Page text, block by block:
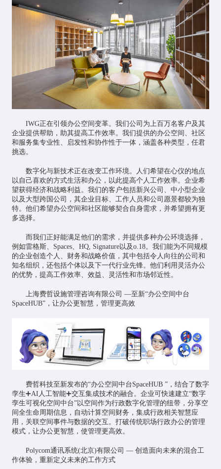
IWG正在引领办公空间变革。我们公司为上百万名客户及其
企业提供帮助，助其提高工作效率。我们提供的办公空间、社区
和服务集专业性、启发性和协作性于一体，涵盖各种类型，任君
挑选。
数字化与新技术正在改变工作环境。人们希望在心仪的地点
以自己喜欢的方式生活和办公，以此提高个人工作效率。企业希
望获得经济和战略利益。我们的客户包括新兴公司、中小型企业
以及大型跨国公司，其企业目标、工作人员和公司愿景都较为独
特。他们希望办公空间和社区能够契合自身需求，并希望拥有更
多选择。
而我们正好能满足他们的需求，并提供多种办公环境选择，
例如雷格斯、Spaces、HQ, Signature以及o.18。我们能为不同规模
的企业创造个人、财务和战略价值，其中包括令人向往的公司和
知名组织，还包括个体以及下一代行业先锋。他们利用灵活办公
的优势，提高工作效率、效益、灵活性和市场邻近性。
上海费哲设施管理咨询有限公司 —至新“办公空间中台
SpaceHUB”，让办公更智慧，管理更高效
费哲科技至新发布的“办公空间中台SpaceHUB ”，结合了数字
孪生➕AI 人工智能➕交互集成技术的融合。企业可快速建立“数字
孪生可视化空间中台”以空间作为行政数字化管理的纽带，分享空
间全生命周期信息，自动计算空间财务，集成行政相关智慧应
用，关联空间事件与数据的交互。打破传统职场行政办公的管理
模式，让办公更智慧，使管理更高效。
Polycom通讯系统(北京)有限公司 — 创造面向未来的混合工
作体验，重新定义未来的工作方式